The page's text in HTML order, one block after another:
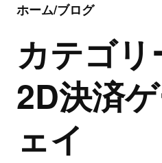
ホーム/ブログ
カテゴリ
2D決済
ェイ